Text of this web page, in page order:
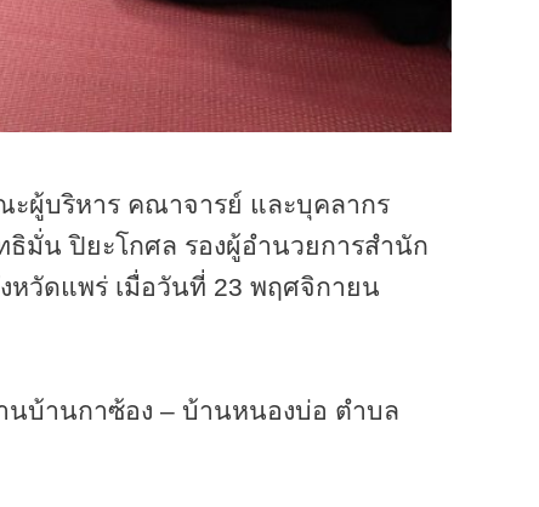
ผู้บริหาร คณาจารย์ และบุคลากร
มั่น ปิยะโกศล รองผู้อำนวยการสำนัก
หวัดแพร่ เมื่อวันที่ 23 พฤศจิกายน
บ้านกาซ้อง – บ้านหนองบ่อ ตำบล